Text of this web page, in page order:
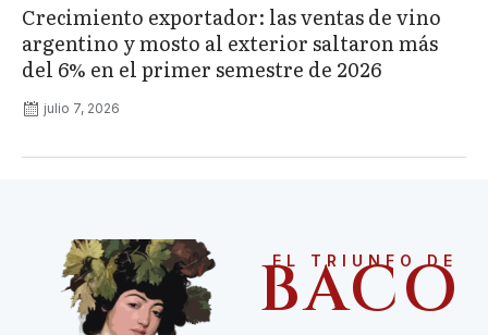
Crecimiento exportador: las ventas de vino
argentino y mosto al exterior saltaron más
del 6% en el primer semestre de 2026
julio 7, 2026
EL TRIUNFO DE
BACO